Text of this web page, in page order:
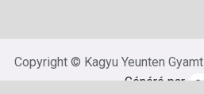
Copyright © Kagyu Yeunten
Généré par